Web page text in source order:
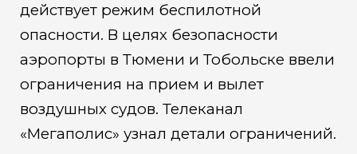
действует режим беспилотной
опасности. В целях безопасности
аэропорты в Тюмени и Тобольске ввели
ограничения на прием и вылет
воздушных судов. Телеканал
«Мегаполис» узнал детали ограничений.